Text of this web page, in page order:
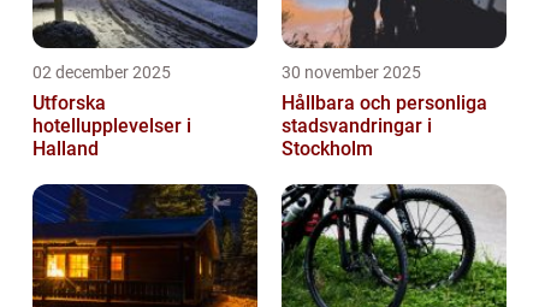
02 december 2025
Utforska
hotellupplevelser i
Halland
30 november 2025
Hållbara och personliga
stadsvandringar i
Stockholm